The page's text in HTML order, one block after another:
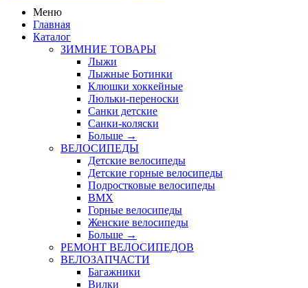
Меню
Главная
Каталог
ЗИМНИЕ ТОВАРЫ
Лыжи
Лыжные Ботинки
Клюшки хоккейные
Люльки-переноски
Санки детские
Санки-коляски
Больше →
ВЕЛОСИПЕДЫ
Детские велосипеды
Детские горные велосипеды
Подростковые велосипеды
BMX
Горные велосипеды
Женские велосипеды
Больше →
РЕМОНТ ВЕЛОСИПЕДОВ
ВЕЛОЗАПЧАСТИ
Багажники
Вилки